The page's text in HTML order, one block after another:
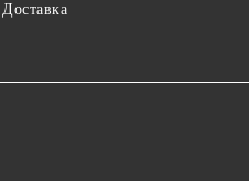
Доставка